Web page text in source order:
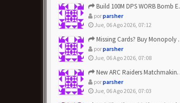
Build 100M DPS WORB Bomb Elementalist Fast - Grab POE Curren...
porparsher
Jue, 06 Ago 2026, 07:12
Missing Cards? Buy Monopoly Go Happy Harvest with Looney Tun...
porparsher
Jue, 06 Ago 2026, 07:08
New ARC Raiders Matchmaking Update: Stop Failed - Grab Bluep...
porparsher
Jue, 06 Ago 2026, 07:03